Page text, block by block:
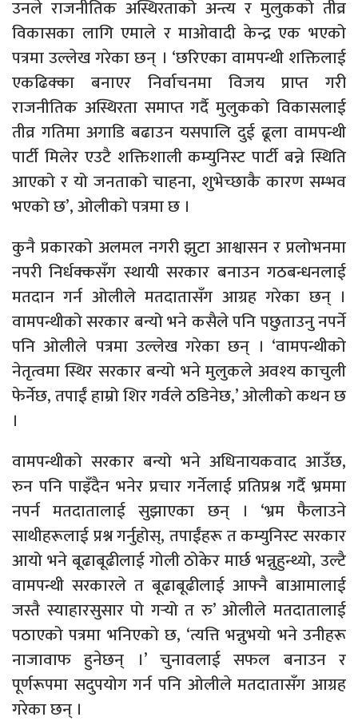
उनले राजनीतिक अस्थिरताको अन्त्य र मुलुकको तीव्र
विकासका लागि एमाले र माओवादी केन्द्र एक भएको
पत्रमा उल्लेख गरेका छन् । ‘छरिएका वामपन्थी शक्तिलाई
एकढिक्का बनाएर निर्वाचनमा विजय प्राप्त गरी
राजनीतिक अस्थिरता समाप्त गर्दै मुलुकको विकासलाई
तीव्र गतिमा अगाडि बढाउन यसपालि दुई ढूला वामपन्थी
पार्टी मिलेर एउटै शक्तिशाली कम्युनिस्ट पार्टी बन्ने स्थिति
आएको र यो जनताको चाहना, शुभेच्छाकै कारण सम्भव
भएको छ’, ओलीको पत्रमा छ ।
कुनै प्रकारको अलमल नगरी झुटा आश्वासन र प्रलोभनमा
नपरी निर्धक्कसँग स्थायी सरकार बनाउन गठबन्धनलाई
मतदान गर्न ओलीले मतदातासँग आग्रह गरेका छन् ।
वामपन्थीको सरकार बन्यो भने कसैले पनि पछुताउनु नपर्ने
पनि ओलीले पत्रमा उल्लेख गरेका छन् । ‘वामपन्थीको
नेतृत्वमा स्थिर सरकार बन्यो भने मुलुकले अवश्य काचुली
फेर्नेछ, तपाईं हाम्रो शिर गर्वले ठडिनेछ,’ ओलीको कथन छ
।
वामपन्थीको सरकार बन्यो भने अधिनायकवाद आउँछ,
रुन पनि पाइँदैन भनेर प्रचार गर्नेलाई प्रतिप्रश्न गर्दै भ्रममा
नपर्न मतदातालाई सुझाएका छन् । ‘भ्रम फैलाउने
साथीहरूलाई प्रश्न गर्नुहोस्, तपाईंहरू त कम्युनिस्ट सरकार
आयो भने बूढाबूढीलाई गोली ठोकेर मार्छ भन्नुहुन्थ्यो, उल्टै
वामपन्थी सरकारले त बूढाबूढीलाई आफ्नै बाआमालाई
जस्तै स्याहारसुसार पो गर्‍यो त रु’ ओलीले मतदातालाई
पठाएको पत्रमा भनिएको छ, ‘त्यत्ति भन्नुभयो भने उनीहरू
नाजावाफ हुनेछन् ।’ चुनावलाई सफल बनाउन र
पूर्णरूपमा सदुपयोग गर्न पनि ओलीले मतदातासँग आग्रह
गरेका छन् ।